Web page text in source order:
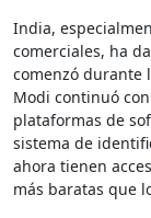
India, especialmente en las transacciones bancarias y
comerciales, ha
comenzó durante
Modi continuó
plataformas de
sistema de
ahora tienen
más baratas que